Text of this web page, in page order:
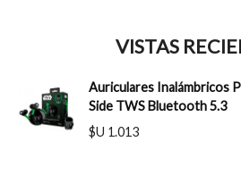
VISTAS
Auriculares Inalámbricos
Side TWS Bluetooth 5.3
$U 1.013